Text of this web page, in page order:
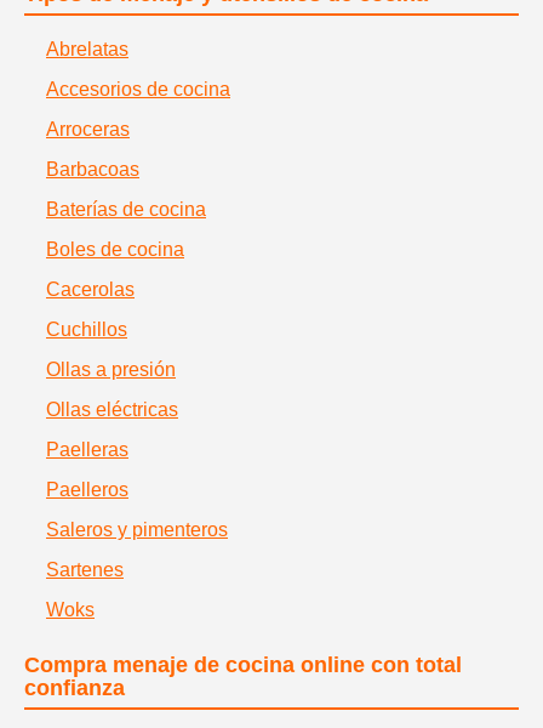
Abrelatas
Accesorios de cocina
Arroceras
Barbacoas
Baterías de cocina
Boles de cocina
Cacerolas
Cuchillos
Ollas a presión
Ollas eléctricas
Paelleras
Paelleros
Saleros y pimenteros
Sartenes
Woks
Compra menaje de cocina online con total
confianza